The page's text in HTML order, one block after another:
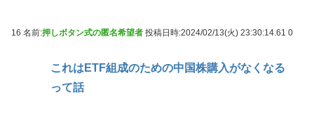
16 名前:押しボタン式の匿名希望者 投稿日時:2024/02/13(火) 23:30:14.61 0
これはETF組成のための中国株購入がなくなる
って話